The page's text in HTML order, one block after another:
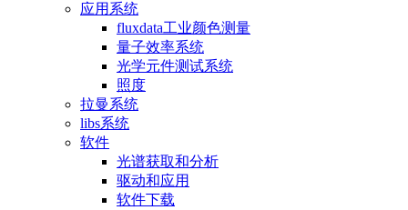
应用系统
fluxdata工业颜色测量
量子效率系统
光学元件测试系统
照度
拉曼系统
libs系统
软件
光谱获取和分析
驱动和应用
软件下载